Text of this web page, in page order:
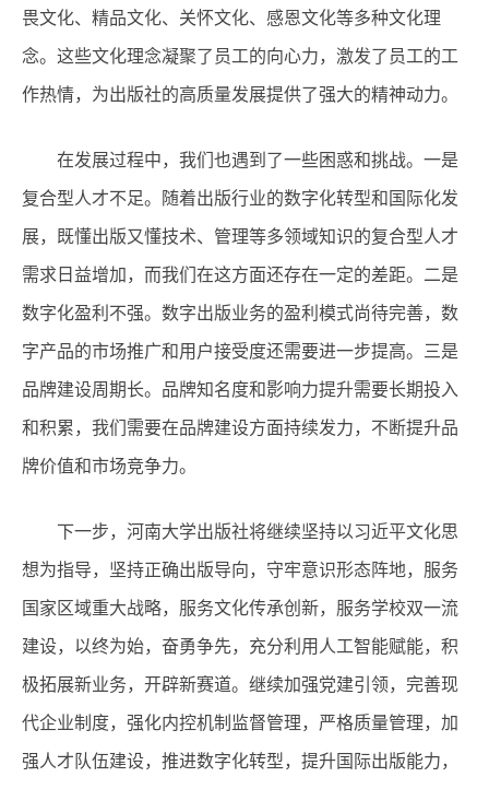
畏文化、精品文化、关怀文化、感恩文化等多种文化理
念。这些文化理念凝聚了员工的向心力，激发了员工的工
作热情，为出版社的高质量发展提供了强大的精神动力。
在发展过程中，我们也遇到了一些困惑和挑战。一是
复合型人才不足。随着出版行业的数字化转型和国际化发
展，既懂出版又懂技术、管理等多领域知识的复合型人才
需求日益增加，而我们在这方面还存在一定的差距。二是
数字化盈利不强。数字出版业务的盈利模式尚待完善，数
字产品的市场推广和用户接受度还需要进一步提高。三是
品牌建设周期长。品牌知名度和影响力提升需要长期投入
和积累，我们需要在品牌建设方面持续发力，不断提升品
牌价值和市场竞争力。
下一步，河南大学出版社将继续坚持以习近平文化思
想为指导，坚持正确出版导向，守牢意识形态阵地，服务
国家区域重大战略，服务文化传承创新，服务学校双一流
建设，以终为始，奋勇争先，充分利用人工智能赋能，积
极拓展新业务，开辟新赛道。继续加强党建引领，完善现
代企业制度，强化内控机制监督管理，严格质量管理，加
强人才队伍建设，推进数字化转型，提升国际出版能力，